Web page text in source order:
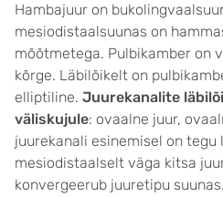
Hambajuur on
mesiodistaalsuunas on
mõõtmetega. Pulbikamber on
kõrge. Läbilõikelt on
elliptiline. Juurekanalite
väliskujule: ovaalne juur,
juurekanali esinemisel on
mesiodistaalselt väga kitsa
konvergeerub juuretipu